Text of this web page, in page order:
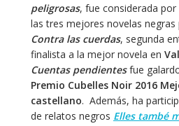
peligrosas, fue considerada por
las tres mejores novelas negras
Contra las cuerdas, segunda
finalista a la mejor novela en
Cuentas pendientesfue
Premio Cubelles Noir 2016
castellano. Además, ha
de relatos negros Elles també